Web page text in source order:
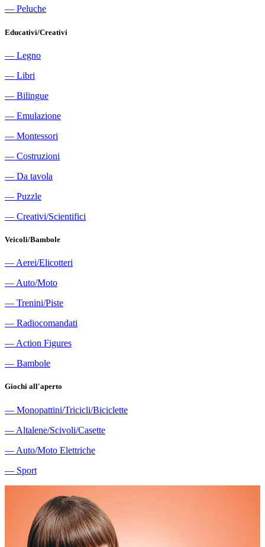
― Peluche
Educativi/Creativi
― Legno
― Libri
― Bilingue
― Emulazione
― Montessori
― Costruzioni
― Da tavola
― Puzzle
― Creativi/Scientifici
Veicoli/Bambole
― Aerei/Elicotteri
― Auto/Moto
― Trenini/Piste
― Radiocomandati
― Action Figures
― Bambole
Giochi all'aperto
― Monopattini/Tricicli/Biciclette
― Altalene/Scivoli/Casette
― Auto/Moto Elettriche
― Sport